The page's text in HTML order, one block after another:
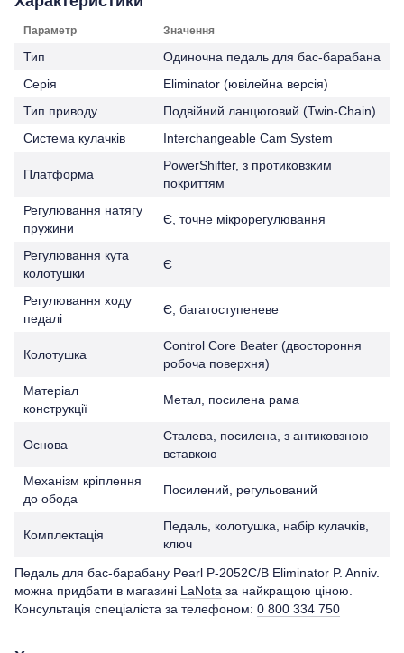
Параметр Значення
Тип
Одиночна педаль для бас-барабана
Серія
Eliminator (ювілейна версія)
Тип приводу
Подвійний ланцюговий (Twin-Chain)
Система кулачків
Interchangeable Cam System
Платформа
PowerShifter, з протиковзким
покриттям
Регулювання натягу
пружини
Є, точне мікрорегулювання
Регулювання кута
колотушки
Є
Регулювання ходу
педалі
Є, багатоступеневе
Колотушка
Control Core Beater (двостороння
робоча поверхня)
Матеріал
конструкції
Метал, посилена рама
Основа
Сталева, посилена, з антиковзною
вставкою
Механізм кріплення
до обода
Посилений, регульований
Комплектація
Педаль, колотушка, набір кулачків,
ключ
Педаль для бас-барабану Pearl P-2052C/B Eliminator P. Anniv.
можна придбати в магазині LaNota за найкращою ціною.
Консультація спеціаліста за телефоном: 0 800 334 750